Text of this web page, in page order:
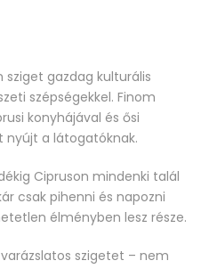
gazdag kulturális
szépségekkel. Finom
konyhájával és ősi
a látogatóknak.
Cipruson mindenki talál
csak pihenni és napozni
élményben lesz része.
szigetet – nem